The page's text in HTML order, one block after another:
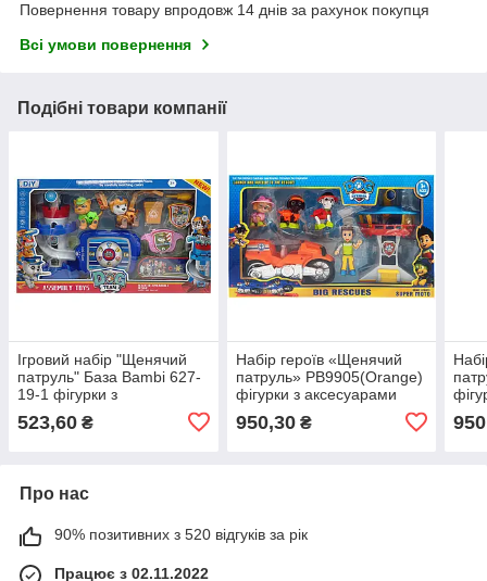
Повернення товару впродовж 14 днів за рахунок покупця
Всі умови повернення
Подібні товари компанії
Ігровий набір "Щенячий
патруль" База Bambi 627-
19-1 фігурки з
523,60 ₴
Набір героїв «Щенячий
патруль» PB9905(Orange)
фігурки з аксесуарами
950,30₴
Про нас
90% позитивних з 520 відгуків за рік
Працює з 02.11.2022